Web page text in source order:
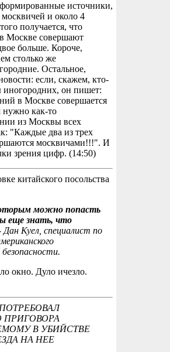
источники,
и около 4
получается, что
Москве совершают
больше. Короче,
столько же
Остальное,
если, скажем, кто-
иногородних, он пишет:
в Москве совершается
как-то
из Москвы всех
"Каждые два из трех
москвичами!!!". И
зрения цифр. (14:50)
китайского посольства
можно попасть
еще знать, что
Дан Куел, специалист по
окно. Дуло ичезло.
В УБИЙСТВЕ
НА НЕЕ